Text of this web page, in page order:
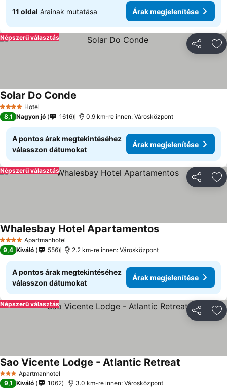
11 oldal árainak mutatása Árak megjelenítése
Népszerű választás
4 KategóriaHotel
Solar Do Conde
8,1 Nagyon jó 1616 0.9 km-re innen: Városközpont
A pontos árak megtekintéséhez
válasszon dátumokat
Árak megjelenítése
Népszerű választás
4 KategóriaApartmanhotel
Whalesbay Hotel Apartamentos
9,4 Kiváló 556 2.2 km-re innen: Városközpont
A pontos árak megtekintéséhez
válasszon dátumokat
Árak megjelenítése
Népszerű választás
3 KategóriaApartmanhotel
Sao Vicente Lodge - Atlantic Retreat
9,1 Kiváló 1062 3.0 km-re innen: Városközpont